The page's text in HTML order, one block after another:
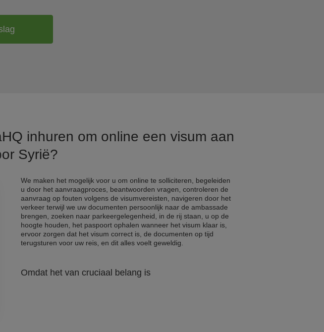
inhuren om online een visum aan
Syrië?
We maken het mogelijk voor u om online te solliciteren, begeleiden
u door het aanvraagproces, beantwoorden vragen, controleren de
aanvraag op fouten volgens de visumvereisten, navigeren door het
verkeer terwijl we uw documenten persoonlijk naar de ambassade
brengen, zoeken naar parkeergelegenheid, in de rij staan, u op de
hoogte houden, het paspoort ophalen wanneer het visum klaar is,
ervoor zorgen dat het visum correct is, de documenten op tijd
terugsturen voor uw reis, en dit alles voelt geweldig.
Omdat het van cruciaal belang is